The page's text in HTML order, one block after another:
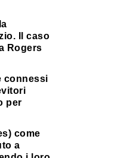
Il caso
Rogers
connessi
per
come
a